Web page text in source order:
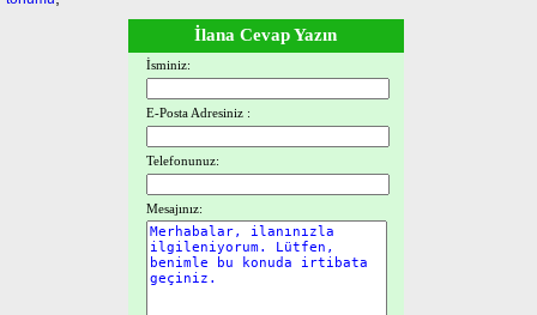
İlana Cevap Yazın
İsminiz:
E-Posta Adresiniz :
Telefonunuz:
Mesajınız: